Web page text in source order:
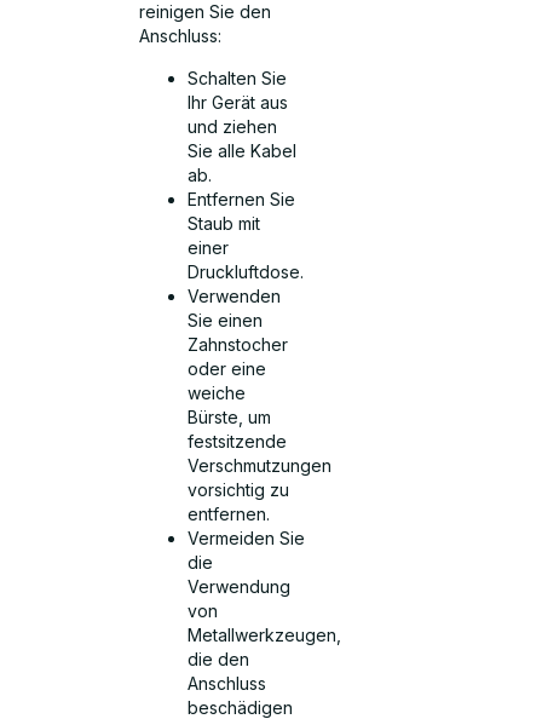
reinigen Sie den
Anschluss:
Schalten Sie
Ihr Gerät aus
und ziehen
Sie alle Kabel
ab.
Entfernen Sie
Staub mit
einer
Druckluftdose.
Verwenden
Sie einen
Zahnstocher
oder eine
weiche
Bürste, um
festsitzende
Verschmutzungen
vorsichtig zu
entfernen.
Vermeiden Sie
die
Verwendung
von
Metallwerkzeugen,
die den
Anschluss
beschädigen